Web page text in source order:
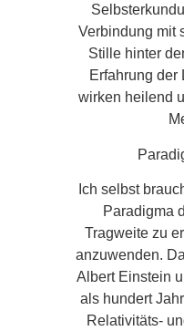
Verbindung mit
Stille hinter
Erfahrung der
wirken heilend
Ich selbst
Paradigma
Tragweite zu
anzuwenden.
Albert Einstein
als hundert
Relativitäts-